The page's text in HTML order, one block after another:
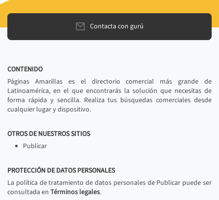
Contacta con gurú
CONTENIDO
Páginas Amarillas es el directorio comercial más grande de
Latinoamérica, en el que encontrarás la solución que necesitas de
forma rápida y sencilla. Realiza tus búsquedas comerciales desde
cualquier lugar y dispositivo.
OTROS DE NUESTROS SITIOS
Publicar
PROTECCIÓN DE DATOS PERSONALES
La política de tratamiento de datos personales de Publicar puede ser
consultada en Términos legales.